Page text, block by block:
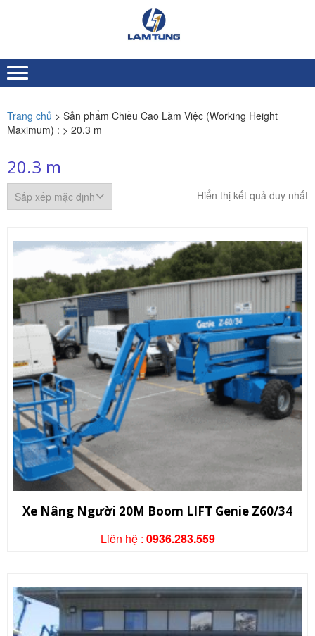
NÂNG
NGƯỜI
LÂM
TÙNG
toàn quốc
Trang chủ > Sản phẩm Chiều Cao Làm Việc (Working Height
Maximum) : > 20.3 m
20.3 m
Hiển thị kết quả duy nhất
Xe Nâng Người 20M Boom LIFT Genie Z60/34
Liên hệ : 0936.283.559